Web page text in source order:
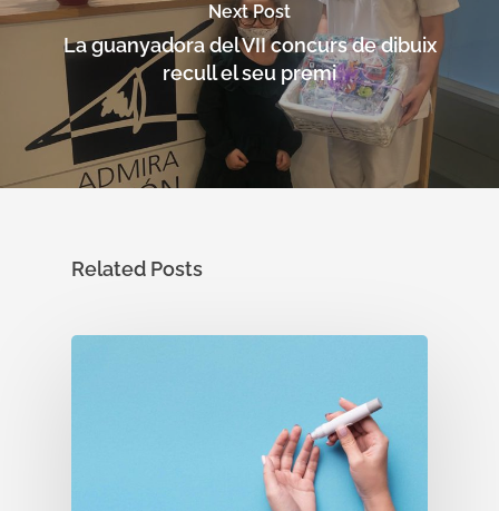
Next Post
La guanyadora del VII concurs de dibuix
recull el seu premi
Related Posts